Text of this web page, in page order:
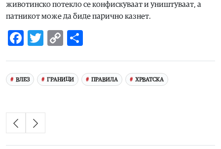
животинско потекло се конфискуваат и уништуваат, а
патникот може да биде парично казнет.
Facebook
Twitter
Copy
ВЛЕЗ ГРАНИЦИ ПРАВИЛА ХРВАТСКА